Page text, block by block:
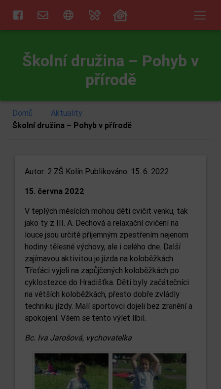
Školní družina – Pohyb v
přírodě
Domů Aktuality
Školní družina – Pohyb v přírodě
Autor: 2 ZŠ Kolín Publikováno: 15. 6. 2022
15. června 2022
V teplých měsících mohou děti cvičit venku, tak
jako ty z III. A. Dechová a relaxační cvičení na
louce jsou určitě příjemným zpestřením nejenom
hodiny tělesné výchovy, ale i celého dne. Další
zajímavou aktivitou je jízda na koloběžkách.
Třeťáci vyjeli na zapůjčených koloběžkách po
cyklostezce do Hradišťka. Děti byly začátečníci
na větších koloběžkách, přesto dobře zvládly
techniku jízdy. Malí sportovci dojeli bez zranění a
spokojení. Všem se tento výlet líbil.
Bc. Iva Jarošová, vychovatelka